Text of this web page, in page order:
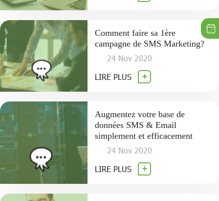
Comment faire sa 1ère
campagne de SMS Marketing?
24 Nov 2020
LIRE PLUS
Augmentez votre base de
données SMS & Email
simplement et efficacement
24 Nov 2020
LIRE PLUS